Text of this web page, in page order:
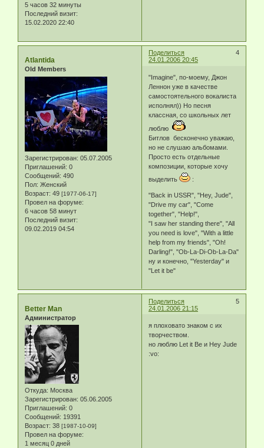
5 часов 32 минуты
Последний визит:
15.02.2020 22:40
Поделиться
4
24.01.2006 20:45
Atlantida
Old Members
Зарегистрирован: 05.07.2005
Приглашений: 0
Сообщений: 490
Пол: Женский
Возраст: 49 [1977-06-17]
Провел на форуме:
6 часов 58 минут
Последний визит:
09.02.2019 04:54
"Imagine", по-моему, Джон
Леннон уже в качестве
самостоятельного вокалиста
исполнял)) Но песня
классная, со школьных лет
люблю
Битлов бесконечно уважаю,
но не слушаю альбомами.
Просто есть отдельные
композиции, которые хочу
выделить
:
"Back in USSR", "Hey, Jude",
"Drive my car", "Come
together", "Help!",
"I saw her standing there", "All
you need is love", "With a little
help from my friends", "Oh!
Darling!", "Ob-La-Di-Ob-La-Da"
ну и конечно, "Yesterday" и
"Let it be"
Поделиться
5
24.01.2006 21:15
Better Man
Администратор
Откуда: Москва
Зарегистрирован: 05.06.2005
Приглашений: 0
Сообщений: 19391
Возраст: 38 [1987-10-09]
Провел на форуме:
1 месяц 0 дней
я плоховато знаком с их
творчеством.
но люблю Let it Be и Hey Jude
:vo: